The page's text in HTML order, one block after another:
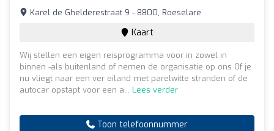
Karel de Ghelderestraat 9 - 8800, Roeselare
Kaart
Wij stellen een eigen reisprogramma voor in zowel in
binnen -als buitenland of nemen de organisatie op ons Of je
nu vliegt naar een ver eiland met parelwitte stranden of de
autocar opstapt voor een a... Lees verder
Toon telefoonnummer